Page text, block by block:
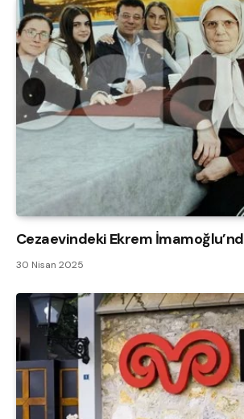
Cezaevindeki Ekrem
30 Nisan 2025